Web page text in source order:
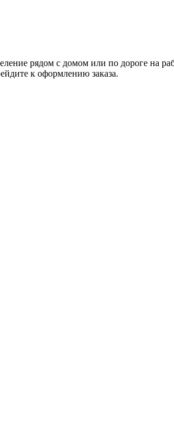
рядом с домом или по дороге на
к оформлению заказа.